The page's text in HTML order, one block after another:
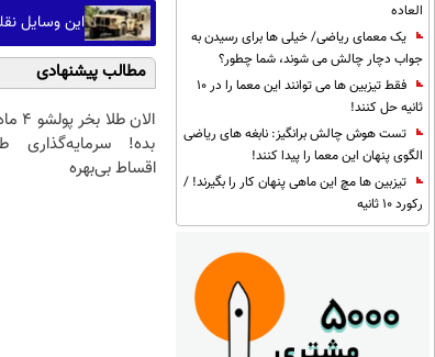
العاده
یک معمای ریاضی/ خیلی ها برای رسیدن به
جواب دچار چالش می شوند، شما چطور؟
فقط تیزبین ها می توانند این معما را در 10
ثانیه حل کنند!
تست هوش چالش برانگیز: نابغه های ریاضی
الگوی پنهان این معما را پیدا کنند!
تیزبین ها مچ این ماهی پنهان کار را بگیرند! /
رکورد 10 ثانیه
این وسایل
مطالب پیشنهادی
الان
بده! سرمایه‌گذاری
اقساط بی‌بهره